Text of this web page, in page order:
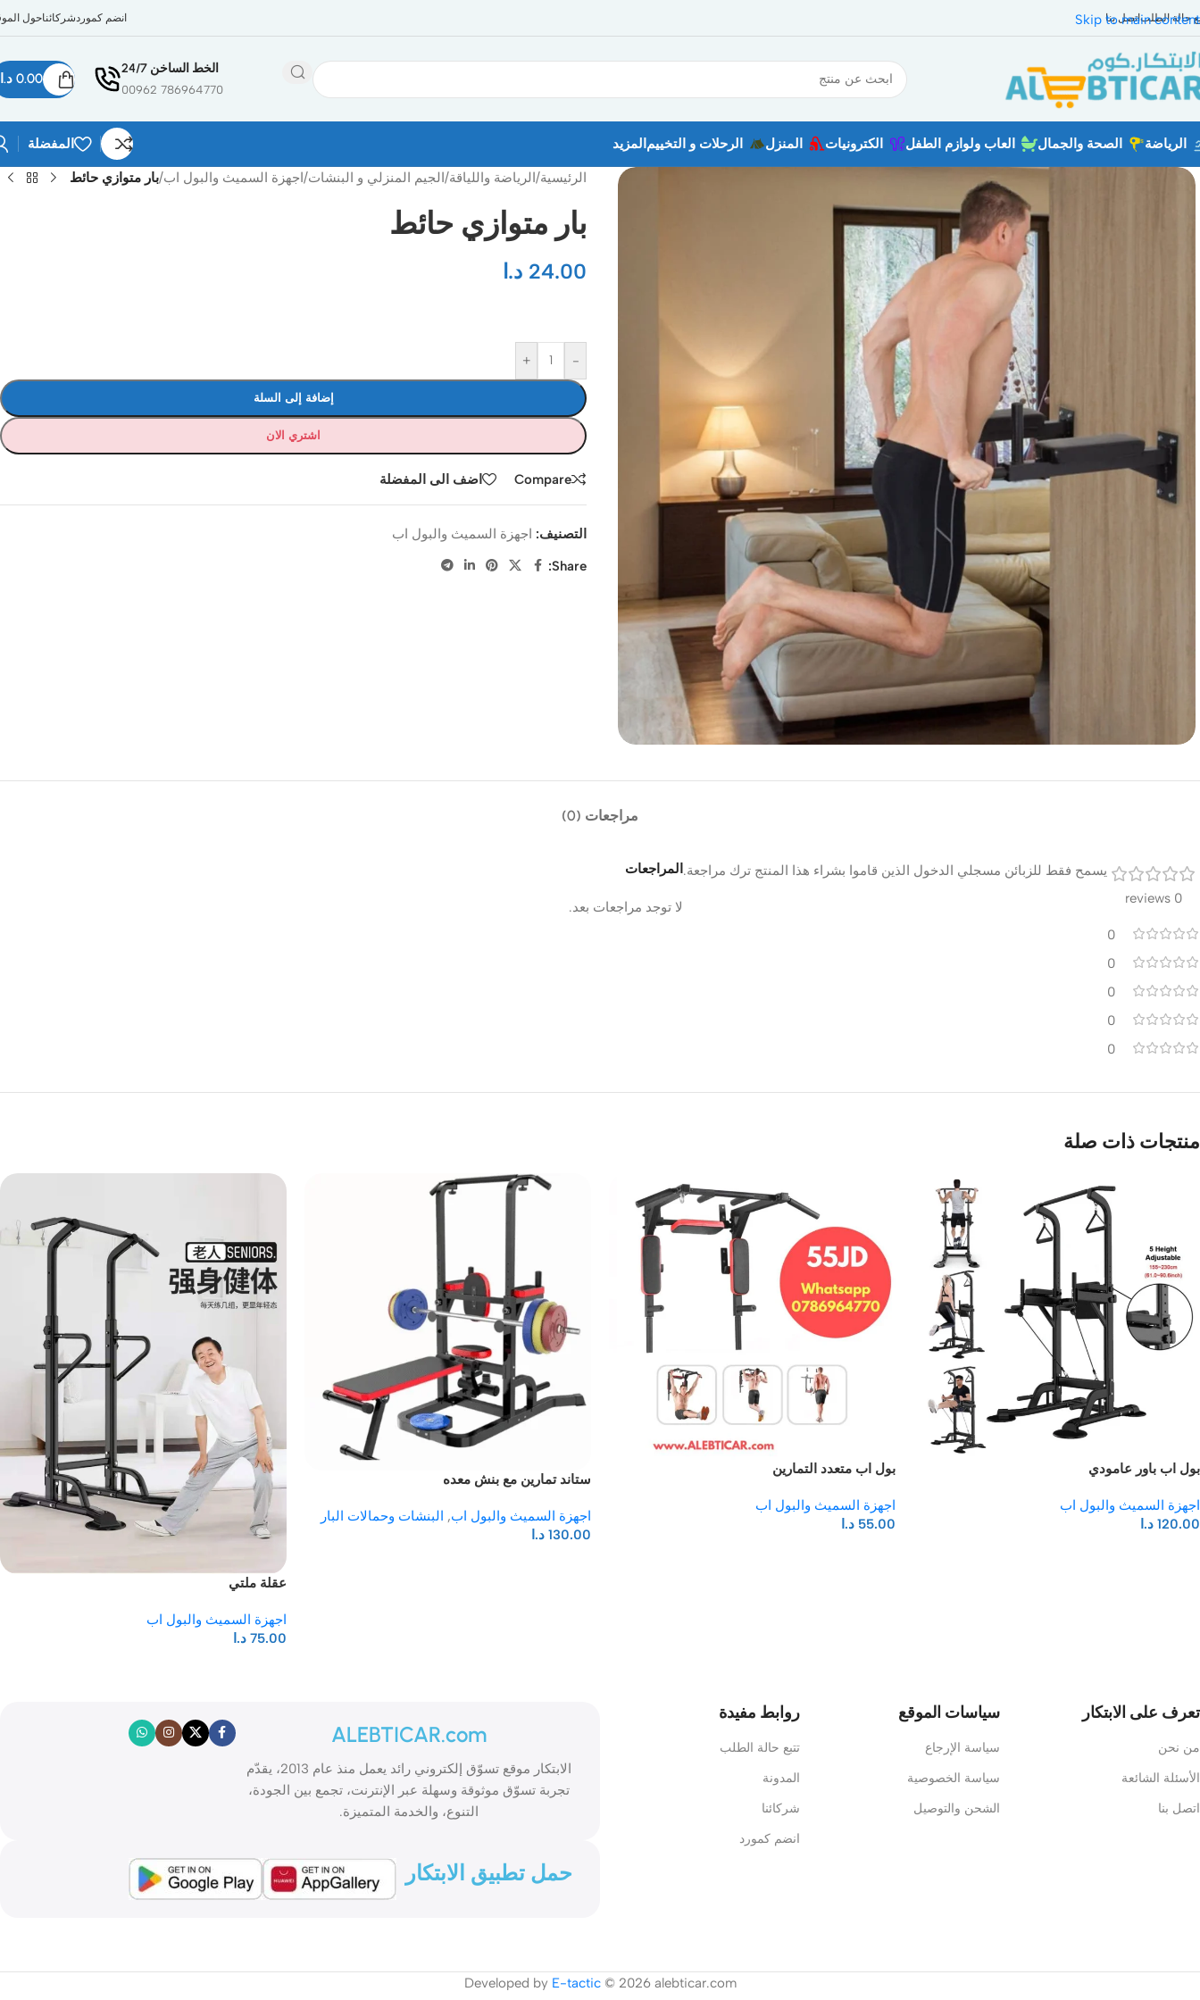
Skip to main content
حالة الطلباتصل بنا انضم كموردشركائناحول
الخط الساخن 24/7
786964770 00962
0.00 د.ا
الرياضة الصحة والجمال العاب ولوازم الطفل الكترونيات المنزل الرحلات و التخييم المزيد المفضلة
الرئيسية/الرياضة واللياقة/الجيم المنزلي و البنشات/اجهزة السميث والبول اب/بار متوازي حائط
بار متوازي حائط
24.00 د.ا
-
+
إضافة إلى السلة
اشتري الان
Compare اضف الى المفضلة
التصنيف: اجهزة السميث والبول اب
Share:
مراجعات (0)
0 reviews
0
0
0
0
0
المراجعات
لا توجد مراجعات بعد.
يسمح فقط للزبائن مسجلي الدخول الذين قاموا بشراء هذا المنتج ترك مراجعة.
منتجات ذات صلة
بول اب باور عامودي
اجهزة السميث والبول اب
120.00 د.ا
بول اب متعدد التمارين
اجهزة السميث والبول اب
55.00 د.ا
ستاند تمارين مع بنش معده
اجهزة السميث والبول اب, البنشات وحمالات البار
130.00 د.ا
عقلة ملتي
اجهزة السميث والبول اب
75.00 د.ا
تعرف على الابتكار
من نحن
الأسئلة الشائعة
اتصل بنا
سياسات الموقع
سياسة الإرجاع
سياسة الخصوصية
الشحن والتوصيل
روابط مفيدة
تتبع حالة الطلب
المدونة
شركائنا
انضم كمورد
ALEBTICAR.com
الابتكار موقع تسوّق إلكتروني رائد يعمل منذ عام 2013، يقدّم
تجربة تسوّق موثوقة وسهلة عبر الإنترنت، تجمع بين الجودة،
التنوع، والخدمة المتميزة.
حمل تطبيق الابتكار
Developed by E-tactic© 2026 alebticar.com